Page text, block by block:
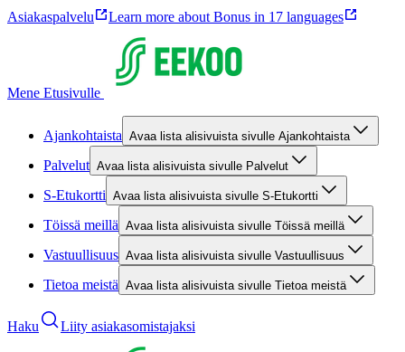
Asiakaspalvelu Learn more about Bonus in 17 languages
Mene Etusivulle
Ajankohtaista Avaa lista alisivuista sivulle Ajankohtaista
Palvelut Avaa lista alisivuista sivulle Palvelut
S-Etukortti Avaa lista alisivuista sivulle S-Etukortti
Töissä meillä Avaa lista alisivuista sivulle Töissä meillä
Vastuullisuus Avaa lista alisivuista sivulle Vastuullisuus
Tietoa meistä Avaa lista alisivuista sivulle Tietoa meistä
Haku Liity asiakasomistajaksi